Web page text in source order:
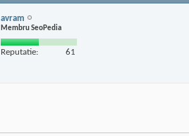
avram
Membru SeoPedia
Reputatie: 61